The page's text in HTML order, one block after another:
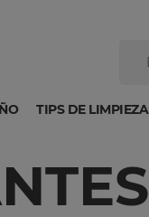
TIPS DE LIMPIEZA